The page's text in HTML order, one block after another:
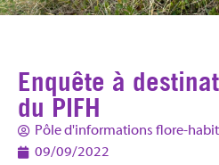
Enquête à
du PIFH
Pôle d'informations flore-
09/09/2022